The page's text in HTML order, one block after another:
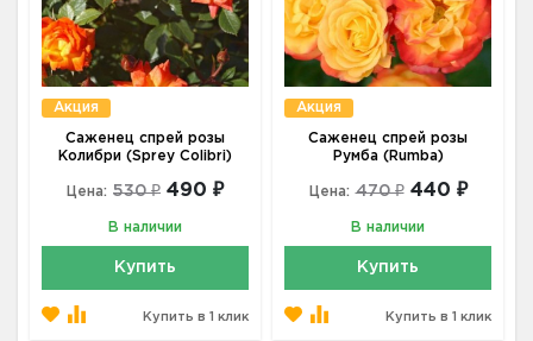
Акция
Саженец спрей розы
Колибри (Sprey Colibri)
Цена: 530 ₽ 490 ₽
В наличии
Купить
Купить в 1 клик
Акция
Саженец спрей розы
Румба (Rumba)
Цена: 470 ₽ 440 ₽
В наличии
Купить
Купить в 1 клик